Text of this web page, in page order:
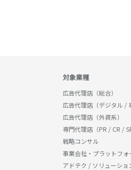
対象業種
広告代理店（総合）
広告代理店（デジタル /
広告代理店（外資系）
専門代理店（PR / CR /
戦略コンサル
事業会社・プラットフォ
アドテク / ソリューショ